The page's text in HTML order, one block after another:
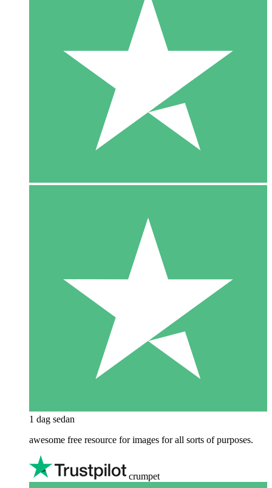
1 dag sedan
awesome free resource for images for all sorts of purposes.
crumpet